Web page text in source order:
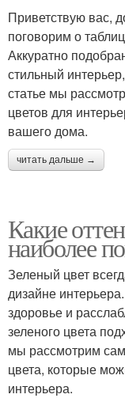
Приветствую вас,
поговорим о
Аккуратно
стильный
статье мы
цветов для
вашего дома.
читать дальше →
Какие
наиболее
Зеленый цвет
дизайне
здоровье и
зеленого цвета
мы рассмотрим
цвета, которые
интерьера.